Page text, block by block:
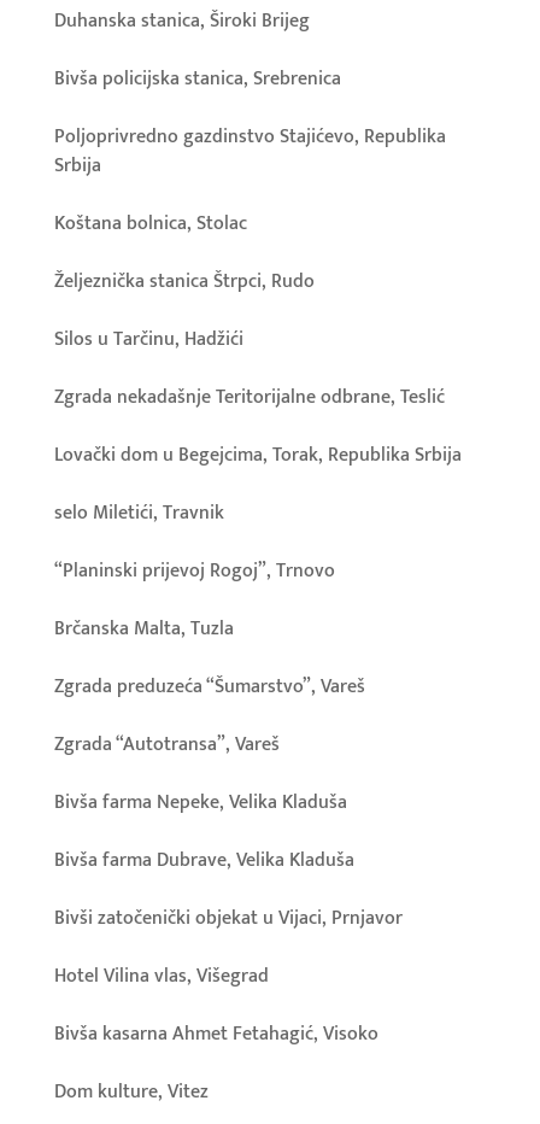
Duhanska stanica, Široki Brijeg
Bivša policijska stanica, Srebrenica
Poljoprivredno gazdinstvo Stajićevo, Republika
Srbija
Koštana bolnica, Stolac
Željeznička stanica Štrpci, Rudo
Silos u Tarčinu, Hadžići
Zgrada nekadašnje Teritorijalne odbrane, Teslić
Lovački dom u Begejcima, Torak, Republika Srbija
selo Miletići, Travnik
“Planinski prijevoj Rogoj”, Trnovo
Brčanska Malta, Tuzla
Zgrada preduzeća “Šumarstvo”, Vareš
Zgrada “Autotransa”, Vareš
Bivša farma Nepeke, Velika Kladuša
Bivša farma Dubrave, Velika Kladuša
Bivši zatočenički objekat u Vijaci, Prnjavor
Hotel Vilina vlas, Višegrad
Bivša kasarna Ahmet Fetahagić, Visoko
Dom kulture, Vitez